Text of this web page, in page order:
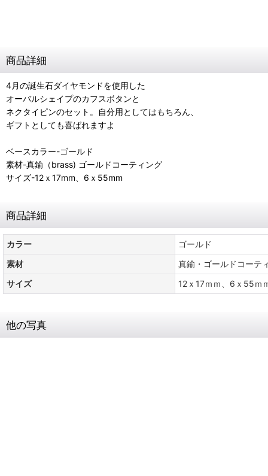
商品詳細
4月の誕生石ダイヤモンドを使用した
オーバルシェイプのカフスボタンと
ネクタイピンのセット。自分用としてはもちろん、
ギフトとしても喜ばれますよ
ベースカラー-ゴールド
素材-真鍮（brass) ゴールドコーティング
サイズ-12ｘ17mm、6ｘ55mm
商品詳細
カラー
ゴールド
素材
真鍮・ゴールドコーテ
サイズ
12ｘ17ｍｍ、6ｘ55ｍ
他の写真